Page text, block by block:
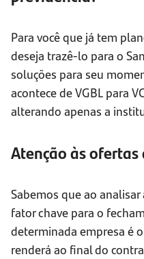
Para você que já tem
deseja trazê-lo para o
soluções para seu
acontece de VGBL para
alterando apenas a
Atenção às
Sabemos que ao
fator chave para o
determinada empresa é
renderá ao final do